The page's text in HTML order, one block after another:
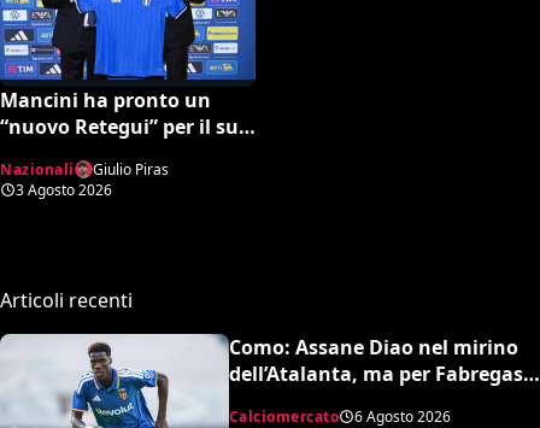
Mancini ha pronto un
“nuovo Retegui” per il suo
è Modica
Nazionali
Giulio Piras
3 Agosto 2026
Articoli recenti
Como: Assane Diao nel mirino
dell’Atalanta, ma per Fabregas
Calciomercato 6 Agosto 2026